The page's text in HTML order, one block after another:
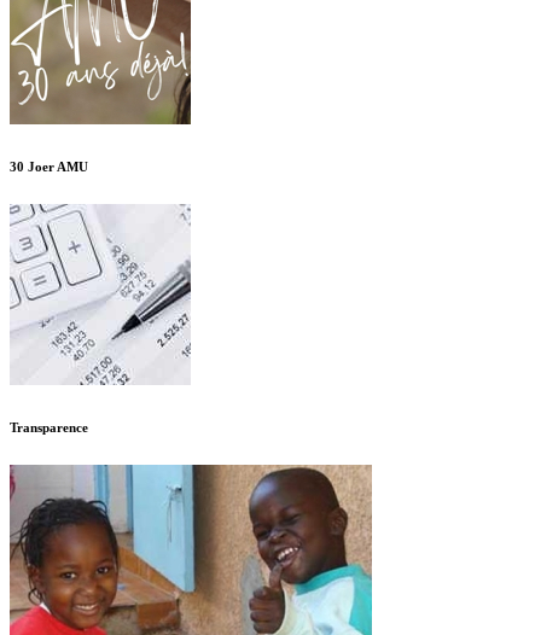
30 Joer AMU
Transparence